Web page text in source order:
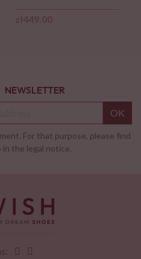
NEWSLETTER
OK
For that purpose, please find
the legal notice.